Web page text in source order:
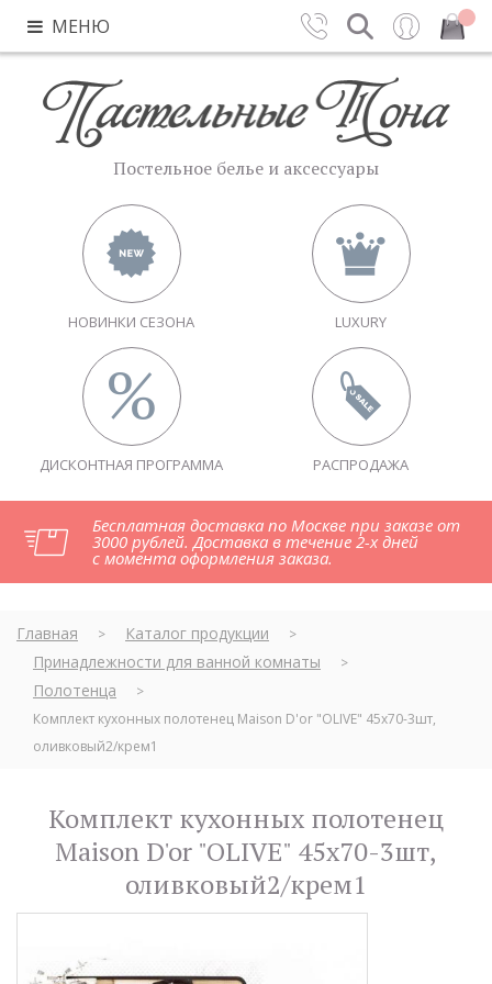
МЕНЮ Вход Закрыть
Постельное белье и аксессуары
НОВИНКИ СЕЗОНА LUXURY
ДИСКОНТНАЯ ПРОГРАММА РАСПРОДАЖА
Бесплатная доставка по Москве при заказе от
3000 рублей. Доставка в течение 2-х дней
с момента оформления заказа.
Главная > Каталог продукции >
Принадлежности для ванной комнаты >
Полотенца
>
Комплект кухонных полотенец Maison D'or "OLIVE" 45х70-3шт,
оливковый2/крем1
Комплект кухонных полотенец
Maison D'or "OLIVE" 45х70-3шт,
оливковый2/крем1